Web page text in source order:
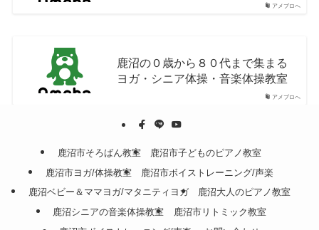
アメブロへ
アメブロへ
鹿沼の０歳から８０代まで集まる
ヨガ・シニア体操・音楽体操教室
鹿沼市そろばん教室
鹿沼市子どものピアノ教室
鹿沼市ヨガ/体操教室
鹿沼市ボイストレーニング/声楽
鹿沼ベビー＆ママヨガ/マタニティヨガ
鹿沼大人のピアノ教室
鹿沼シニアの音楽体操教室
鹿沼市リトミック教室